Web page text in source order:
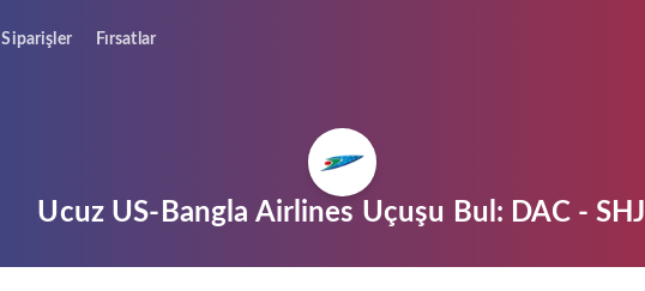
Siparişler Fırsatlar
Ucuz US-Bangla Airlines Uçuşu Bul: DAC - SHJ